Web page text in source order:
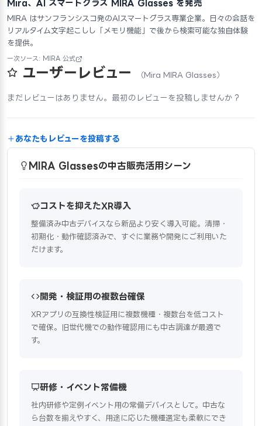
Mira、AI スマートグラス MIRA Glasses を発売
MIRA はサンフランシスコ発のAIスマートグラス専業企業。日々の会話を
リアルタイム文字起こしし「メモリ機能」で後から検索可能な独自体験
を提供。
一次ソース: MIRA 公式
ユーザーレビュー （Mira MIRA Glasses）
まだレビューはありません。最初のレビューを投稿しませんか？
あなたもレビューを投稿する
MIRA Glassesの中古販売活用シーン
コストを抑えたXR導入
整備済み中古デバイスなら新品より安く導入可能。清掃・
初期化・動作確認済みで、すぐに業務や開発にご利用いた
だけます。
開発・検証用の複数台確保
XRアプリの互換性検証用に複数機種・複数台を低コスト
で確保。旧世代機での動作確認用にも中古調達が最適で
す。
研修・イベント常備機
社内研修や定例イベント用の常備デバイスとして。中古な
ら台数を揃えやすく、用途に応じた機種選定も柔軟にでき